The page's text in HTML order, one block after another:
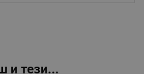
и тези...